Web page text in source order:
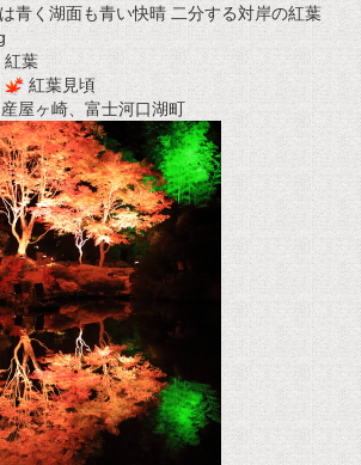
青く湖面も青い快晴 二分する対岸の紅葉
紅葉
紅葉見頃
屋ヶ崎、富士河口湖町